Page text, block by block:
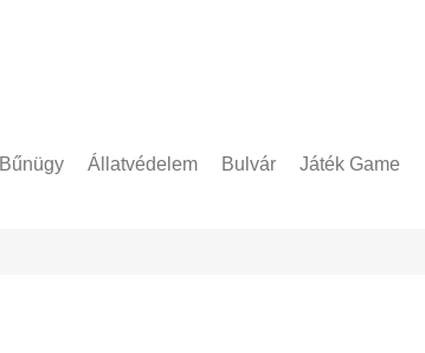
Bűnügy Állatvédelem Bulvár Játék Game